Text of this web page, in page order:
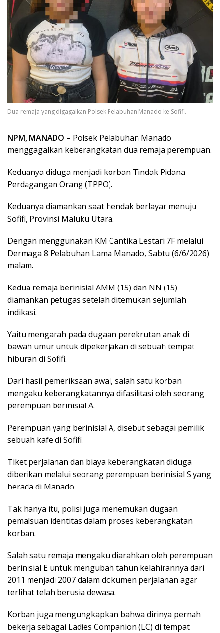
Dua remaja yang digagalkan Polsek Pelabuhan Manado ke Sofifi.
NPM, MANADO – Polsek Pelabuhan Manado
menggagalkan keberangkatan dua remaja perempuan.
Keduanya diduga menjadi korban Tindak Pidana
Perdagangan Orang (TPPO).
Keduanya diamankan saat hendak berlayar menuju
Sofifi, Provinsi Maluku Utara.
Dengan menggunakan KM Cantika Lestari 7F melalui
Dermaga 8 Pelabuhan Lama Manado, Sabtu (6/6/2026)
malam.
Kedua remaja berinisial AMM (15) dan NN (15)
diamankan petugas setelah ditemukan sejumlah
indikasi.
Yaitu mengarah pada dugaan perekrutan anak di
bawah umur untuk dipekerjakan di sebuah tempat
hiburan di Sofifi.
Dari hasil pemeriksaan awal, salah satu korban
mengaku keberangkatannya difasilitasi oleh seorang
perempuan berinisial A.
Perempuan yang berinisial A, disebut sebagai pemilik
sebuah kafe di Sofifi.
Tiket perjalanan dan biaya keberangkatan diduga
diberikan melalui seorang perempuan berinisial S yang
berada di Manado.
Tak hanya itu, polisi juga menemukan dugaan
pemalsuan identitas dalam proses keberangkatan
korban.
Salah satu remaja mengaku diarahkan oleh perempuan
berinisial E untuk mengubah tahun kelahirannya dari
2011 menjadi 2007 dalam dokumen perjalanan agar
terlihat telah berusia dewasa.
Korban juga mengungkapkan bahwa dirinya pernah
bekerja sebagai Ladies Companion (LC) di tempat